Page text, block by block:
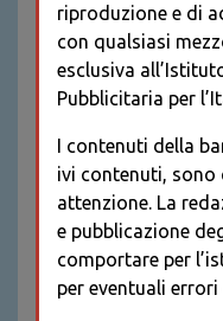
riproduzione e di
con qualsiasi
esclusiva
Pubblicitaria per
I contenuti della
ivi contenuti, sono
attenzione. La
e pubblicazione
comportare per
per eventuali errori